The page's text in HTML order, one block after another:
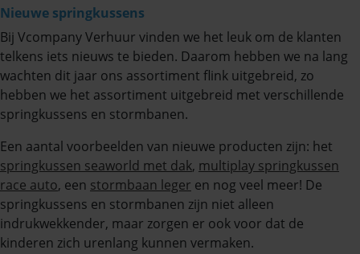
Nieuwe springkussens
Bij Vcompany Verhuur vinden we het leuk om de klanten
telkens iets nieuws te bieden. Daarom hebben we na lang
wachten dit jaar ons assortiment flink uitgebreid, zo
hebben we het assortiment uitgebreid met verschillende
springkussens en stormbanen.
Een aantal voorbeelden van nieuwe producten zijn: het
springkussen seaworld met dak, multiplay springkussen
race auto, een stormbaan leger en nog veel meer! De
springkussens en stormbanen zijn niet alleen
indrukwekkender, maar zorgen er ook voor dat de
kinderen zich urenlang kunnen vermaken.